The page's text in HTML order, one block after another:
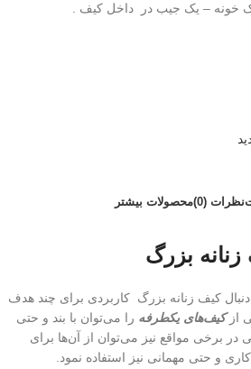
خونه – یک جیب در داخل کیف .
نظرات (0) محصولات بیشتر
زنانه بزرگ
کیف زنانه بزرگ کاربردی برای چند هدف
ازکیف‌های یکطرفه را می‌توان با بند و حتی
در برخی مواقع نیز می‌توان از آن‌ها برای
و حتی مهمانی نیز استفاده نمود.